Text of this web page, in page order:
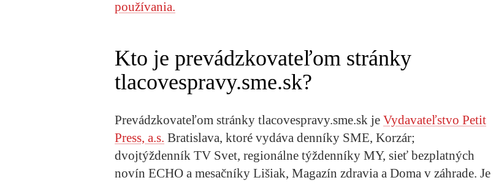
používania.
Kto je prevádzkovateľom stránky
tlacovespravy.sme.sk?
Prevádzkovateľom stránky tlacovespravy.sme.sk je Vydavateľstvo Petit
Press, a.s. Bratislava, ktoré vydáva denníky SME, Korzár;
dvojtýždenník TV Svet, regionálne týždenníky MY, sieť bezplatných
novín ECHO a mesačníky Lišiak, Magazín zdravia a Doma v záhrade. Je